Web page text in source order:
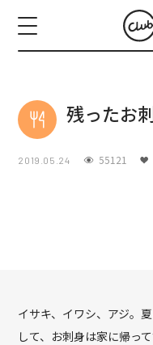
残ったお
2019.05.24 55121
イサキ、イワシ、アジ。
して、お刺身は家に帰っ